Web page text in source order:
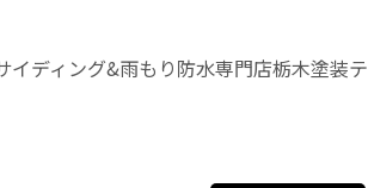
ディング&雨もり防水専門店栃木塗装テ